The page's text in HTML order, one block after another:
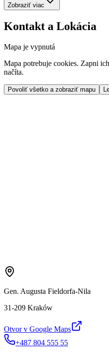
Zobraziť viac
Kontakt a Lokácia
Mapa je vypnutá
Mapa potrebuje cookies. Zapni
načíta.
Povoliť všetko a zobraziť mapu
Gen. Augusta Fieldorfa-Nila
31-209 Kraków
Otvor v Google Maps
+487 804 555 55